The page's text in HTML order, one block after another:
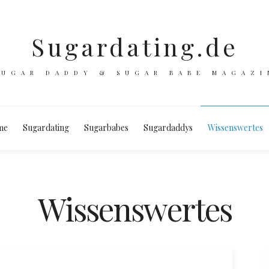
Sugardating.de
DADDY & SUGAR BABE
Sugardating Sugarbabes Sugardaddys Wissenswertes
Wissenswertes